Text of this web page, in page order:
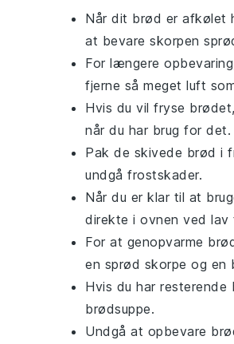
Når dit brød er afkølet
at bevare skorpen
For længere
fjerne så meget luft
Hvis du vil fryse
når du har brug for det.
Pak de skivede brød i
undgå frostskader.
Når du er klar til at
direkte i ovnen ved lav
For at genopvarme
en sprød skorpe og en
Hvis du har resterende
brødsuppe.
Undgå at opbevare